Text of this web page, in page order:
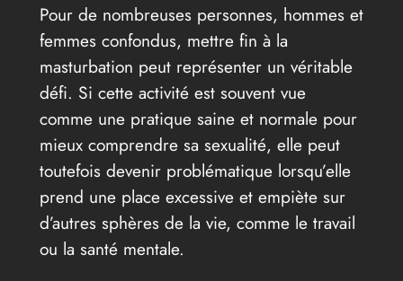
Pour de nombreuses personnes, hommes et
femmes confondus, mettre fin à la
masturbation peut représenter un véritable
défi. Si cette activité est souvent vue
comme une pratique saine et normale pour
mieux comprendre sa sexualité, elle peut
toutefois devenir problématique lorsqu’elle
prend une place excessive et empiète sur
d’autres sphères de la vie, comme le travail
ou la santé mentale.